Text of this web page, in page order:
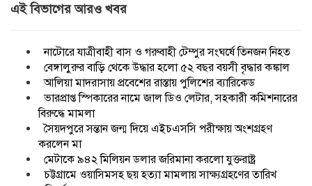
এই বিভাগের আরও খবর
নাটোরে যাত্রীবাহী বাস ও গরুবাহী টেম্পুর সংঘর্ষে তিনজন নিহত
বেঙ্গালুরুর বাড়ি থেকে উদ্ধার হলো ৫২ বছর বয়সী বৃদ্ধার কঙ্কাল
আলিয়া মাদরাসায় প্রবেশের রাস্তায় পুলিশের ব্যারিকেড
ভারপ্রাপ্ত স্পিকারের নামে জাল ডিও লেটার, সহকারী কমিশনারের
বিরুদ্ধে মামলা
সৈয়দপুরে সন্তান জন্ম দিয়ে এইচএসসি পরীক্ষায় অংশগ্রহণ
করলেন মা
মেটাকে ৯৪২ মিলিয়ন ডলার জরিমানা করলো যুক্তরাষ্ট্র
চট্টগ্রামে ওয়াসিমসহ ছয় হত্যা মামলায় সাক্ষ্যগ্রহণের তারিখ